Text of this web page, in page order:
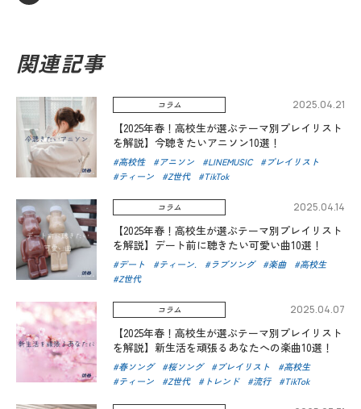
関連記事
コラム 2025.04.21
【2025年春！高校生が選ぶテーマ別プレイリスト
を解説】今聴きたいアニソン10選！
高校性 アニソン LINEMUSIC
プレイリスト
ティーン
Z世代 TikTok
コラム 2025.04.14
【2025年春！高校生が選ぶテーマ別プレイリスト
を解説】デート前に聴きたい可愛い曲10選！
デート ティーン. ラブソング 楽曲
高校生
Z世代
コラム 2025.04.07
【2025年春！高校生が選ぶテーマ別プレイリスト
を解説】新生活を頑張るあなたへの楽曲10選！
春ソング 桜ソング プレイリスト
高校生
ティーン
Z世代 トレンド 流行 TikTok